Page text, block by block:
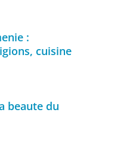
:
cuisine
beaute du